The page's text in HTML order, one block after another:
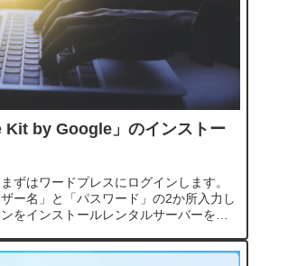
Kit by Google」のインストー
ずはワードプレスにログインします。
ー名」と「パスワード」の2か所入力し
をインストールレンタルサーバーを契